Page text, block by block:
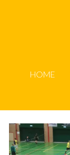
HOME